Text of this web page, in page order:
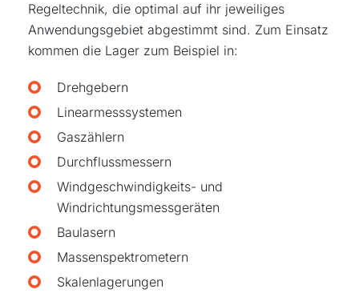
Regeltechnik, die optimal auf ihr jeweiliges
Anwendungsgebiet abgestimmt sind. Zum Einsatz
kommen die Lager zum Beispiel in:
Drehgebern
Linearmesssystemen
Gaszählern
Durchflussmessern
Windgeschwindigkeits- und
Windrichtungsmessgeräten
Baulasern
Massenspektrometern
Skalenlagerungen